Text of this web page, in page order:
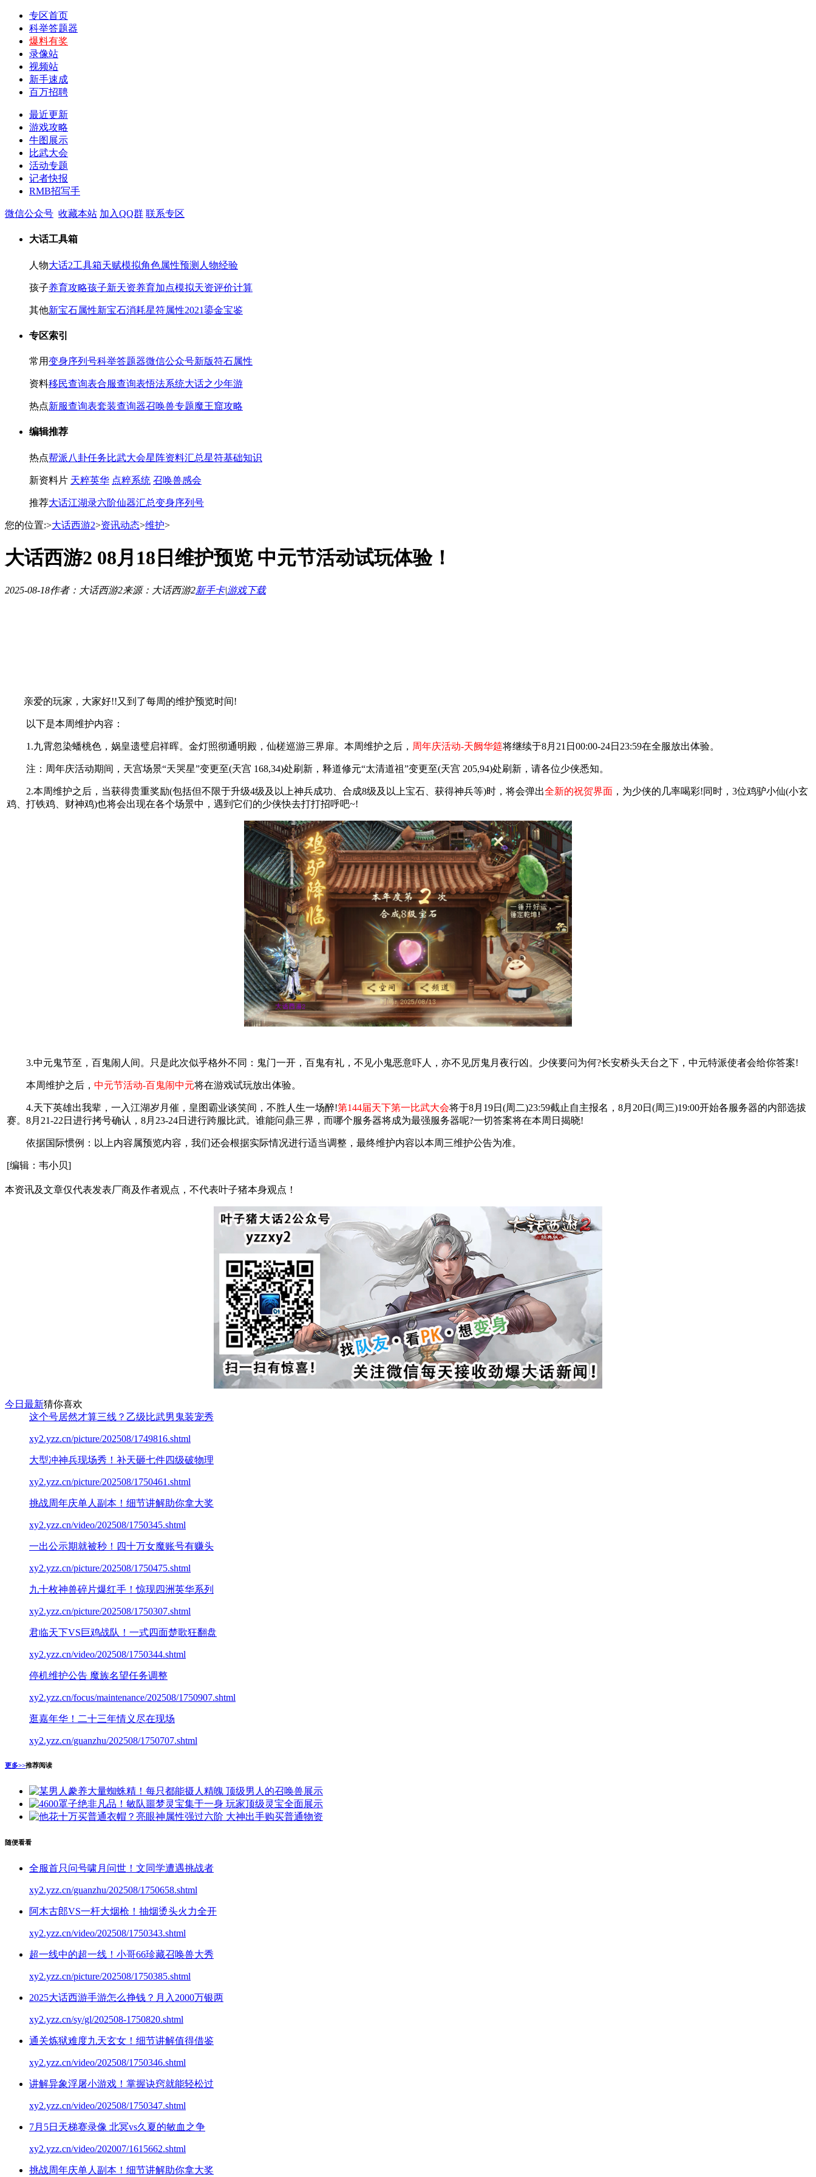
专区首页
科举答题器
爆料有奖
录像站
视频站
新手速成
百万招聘
最近更新
游戏攻略
牛图展示
比武大会
活动专题
记者快报
RMB招写手
微信公众号 收藏本站 加入QQ群 联系专区
大话工具箱
人物大话2工具箱天赋模拟角色属性预测 人物经验
孩子养育攻略孩子新天资养育加点模拟天资评价计算
其他新宝石属性新宝石消耗星符属性2021鎏金宝鉴
专区索引
常用变身序列号科举答题器微信公众号新版符石属性
资料移民查询表合服查询表悟法系统大话之少年游
热点新服查询表套装查询器召唤兽专题魔王窟攻略
编辑推荐
热点帮派八卦任务比武大会星阵资料汇总星符基础知识
新资料片 天粹英华 点粹系统 召唤兽感会
推荐大话江湖录六阶仙器汇总变身序列号
您的位置:>大话西游2>资讯动态>维护>
大话西游2 08月18日维护预览 中元节活动试玩体验！
2025-08-18作者：大话西游2来源：大话西游2新手卡| 游戏下载
亲爱的玩家，大家好!!又到了每周的维护预览时间!
以下是本周维护内容：
1.九霄忽染蟠桃色，娲皇遗璧启祥晖。金灯照彻通明殿，仙槎巡游三界扉。本周维护之后， 周年庆活动-天阙华筵将继续于8月21日00:00-24日23:59在全服放出体验。
注：周年庆活动期间，天宫场景“天哭星”变更至(天宫 168,34)处刷新，释道修元“太清道祖”变更至(天宫 205,94)处刷新，请各位少侠悉知。
2.本周维护之后，当获得贵重奖励(包括但不限于升级4级及以上神兵成功、合成8级及以上宝石、获得神兵等)时，将会弹出全新的祝贺界面 ，为少侠的几率喝彩!同时，3位鸡驴小仙(小玄
鸡、打铁鸡、财神鸡)也将会出现在各个场景中，遇到它们的少侠快去打打招呼吧~!
3.中元鬼节至，百鬼闹人间。只是此次似乎格外不同：鬼门一开，百鬼有礼，不见小鬼恶意吓人，亦不见厉鬼月夜行凶。少侠要问为何?长安桥头天台之下，中元特派使者会给你答案!
本周维护之后， 中元节活动-百鬼闹中元将在游戏试玩放出体验。
4.天下英雄出我辈，一入江湖岁月催，皇图霸业谈笑间，不胜人生一场醉!第144届天下第一比武大会将于8月19日(周二)23:59截止自主报名，8月20日(周三)19:00开始各服务器的内部选拔
赛。8月21-22日进行拷号确认，8月23-24日进行跨服比武。谁能问鼎三界，而哪个服务器将成为最强服务器呢?一切答案将在本周日揭晓!
依据国际惯例：以上内容属预览内容，我们还会根据实际情况进行适当调整，最终维护内容以本周三维护公告为准。
[编辑：韦小贝]
本资讯及文章仅代表发表厂商及作者观点，不代表叶子猪本身观点！
今日最新猜你喜欢
这个号居然才算三线？乙级比武男鬼装宠秀
xy2.yzz.cn/picture/202508/1749816.shtml
大型冲神兵现场秀！补天砸七件四级破物理
xy2.yzz.cn/picture/202508/1750461.shtml
挑战周年庆单人副本！细节讲解助你拿大奖
xy2.yzz.cn/video/202508/1750345.shtml
一出公示期就被秒！四十万女魔账号有赚头
xy2.yzz.cn/picture/202508/1750475.shtml
九十枚神兽碎片爆红手！惊现四洲英华系列
xy2.yzz.cn/picture/202508/1750307.shtml
君临天下VS巨鸡战队！一式四面楚歌狂翻盘
xy2.yzz.cn/video/202508/1750344.shtml
停机维护公告 魔族名望任务调整
xy2.yzz.cn/focus/maintenance/202508/1750907.shtml
逛嘉年华！二十三年情义尽在现场
xy2.yzz.cn/guanzhu/202508/1750707.shtml
更多>>推荐阅读
顶级男人的召唤兽展示
玩家顶级灵宝全面展示
大神出手购买普通物资
随便看看
全服首只问号啸月问世！文同学遭遇挑战者
xy2.yzz.cn/guanzhu/202508/1750658.shtml
阿木古郎VS一杆大烟枪！抽烟烫头火力全开
xy2.yzz.cn/video/202508/1750343.shtml
超一线中的超一线！小哥66珍藏召唤兽大秀
xy2.yzz.cn/picture/202508/1750385.shtml
2025大话西游手游怎么挣钱？月入2000万银两
xy2.yzz.cn/sy/gl/202508-1750820.shtml
通关炼狱难度九天玄女！细节讲解值得借鉴
xy2.yzz.cn/video/202508/1750346.shtml
讲解异象浮屠小游戏！掌握诀窍就能轻松过
xy2.yzz.cn/video/202508/1750347.shtml
7月5日天梯赛录像 北冥vs久夏的敏血之争
xy2.yzz.cn/video/202007/1615662.shtml
挑战周年庆单人副本！细节讲解助你拿大奖